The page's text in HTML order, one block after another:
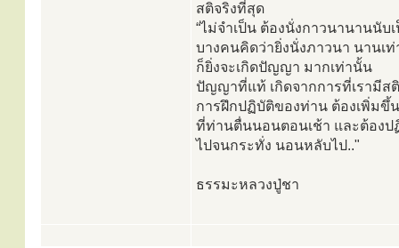
สติจริงที่สุด
“ไม่จำเป็น ต้องนั่งกาวนานานนับ
บางคนคิดว่ายิ่งนั่งภาวนา นานเท่
ก็ยิ่งจะเกิดปัญญา มากเท่านั้น
ปัญญาที่แท้ เกิดจากการที่เรามีส
การฝึกปฏิบัติของท่าน ต้องเพิ่มขึ้
ที่ท่านตื่นนอนตอนเช้า และต้องป
ไปจนกระทั่ง นอนหลับไป.."
ธรรมะหลวงปู่ชา